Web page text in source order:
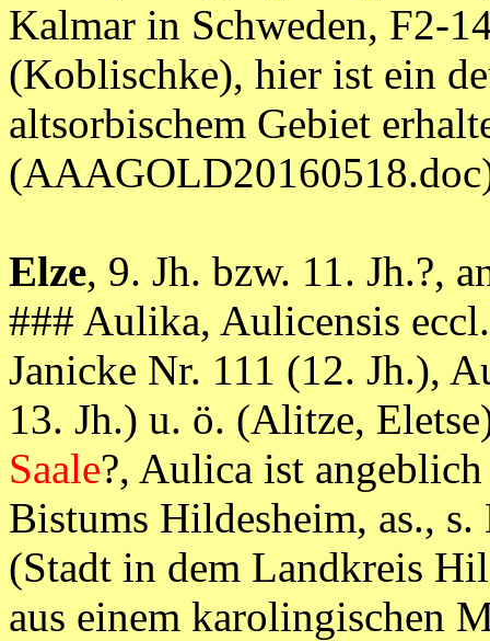
Kalmar in Schweden, F2-
(Koblischke), hier ist ein
altsorbischem Gebiet
Elze, 9. Jh. bzw. 11. Jh.?,
### Aulika, Aulicensis
Janicke Nr. 111 (12. Jh.),
13. Jh.) u. ö. (Alitze,
Saale?, Aulica ist
Bistums Hildesheim, as.,
(Stadt in dem Landkreis
aus einem karolingischen